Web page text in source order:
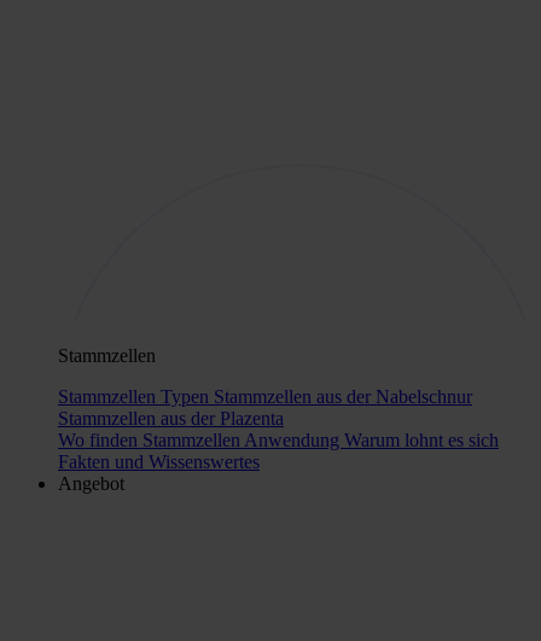
Stammzellen
Stammzellen Typen Stammzellen aus der Nabelschnur
Stammzellen aus der Plazenta
Wo finden Stammzellen Anwendung Warum lohnt es sich
Fakten und Wissenswertes
Angebot